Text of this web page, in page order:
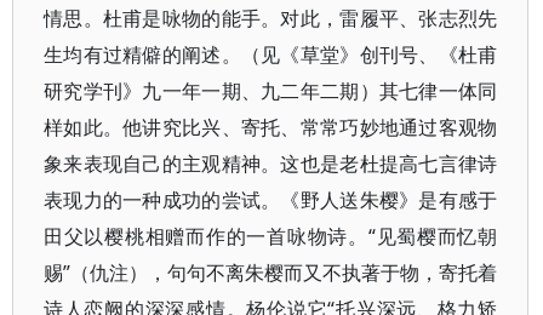
情思。杜甫是咏物的能手。对此，雷履平、张志烈先
生均有过精僻的阐述。（见《草堂》创刊号、《杜甫
研究学刊》九一年一期、九二年二期）其七律一体同
样如此。他讲究比兴、寄托、常常巧妙地通过客观物
象来表现自己的主观精神。这也是老杜提高七言律诗
表现力的一种成功的尝试。《野人送朱樱》是有感于
田父以樱桃相赠而作的一首咏物诗。“见蜀樱而忆朝
赐”（仇注），句句不离朱樱而又不执著于物，寄托着
诗人恋阙的深深感情。杨伦说它“托兴深远、格力矫